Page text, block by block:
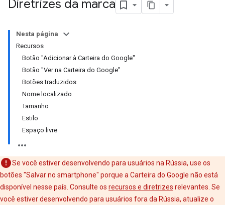
Diretrizes da marca
Nesta página
Recursos
Botão "Adicionar à Carteira do Google"
Botão "Ver na Carteira do Google"
Botões traduzidos
Nome localizado
Tamanho
Estilo
Espaço livre
Se você estiver desenvolvendo para usuários na Rússia, use os
botões "Salvar no smartphone" porque a Carteira do Google não está
disponível nesse país. Consulte os recursos e diretrizes relevantes. Se
você estiver desenvolvendo para usuários fora da Rússia, atualize o